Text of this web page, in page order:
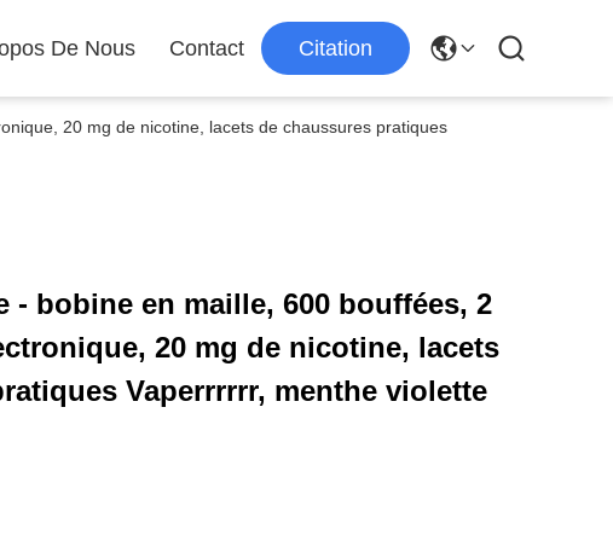
De Nous Contact Citation
20 mg de nicotine, lacets de chaussures pratiques
- bobine en maille, 600 bouffées, 2
20 mg de nicotine, lacets
Vaperrrrrr, menthe violette